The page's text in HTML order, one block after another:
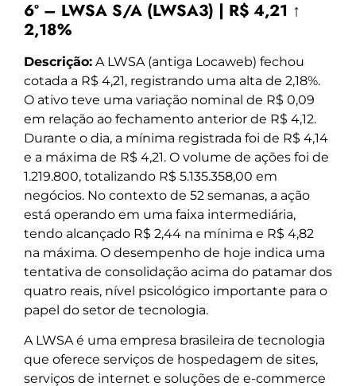
6º – LWSA S/A (LWSA3) | R$ 4,21 ↑
2,18%
Descrição: A LWSA (antiga Locaweb) fechou
cotada a R$ 4,21, registrando uma alta de 2,18%.
O ativo teve uma variação nominal de R$ 0,09
em relação ao fechamento anterior de R$ 4,12.
Durante o dia, a mínima registrada foi de R$ 4,14
e a máxima de R$ 4,21. O volume de ações foi de
1.219.800, totalizando R$ 5.135.358,00 em
negócios. No contexto de 52 semanas, a ação
está operando em uma faixa intermediária,
tendo alcançado R$ 2,44 na mínima e R$ 4,82
na máxima. O desempenho de hoje indica uma
tentativa de consolidação acima do patamar dos
quatro reais, nível psicológico importante para o
papel do setor de tecnologia.
A LWSA é uma empresa brasileira de tecnologia
que oferece serviços de hospedagem de sites,
serviços de internet e soluções de e-commerce